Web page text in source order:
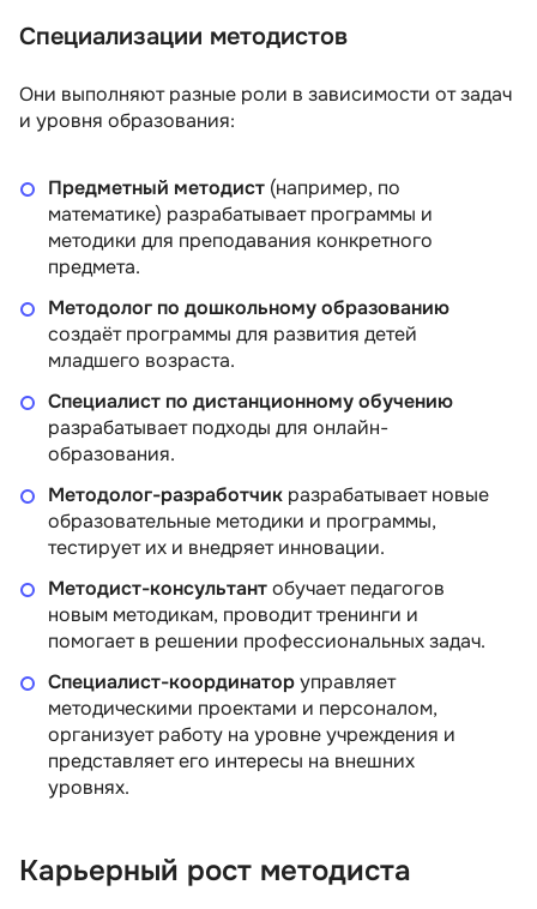
Специализации методистов
Они выполняют разные роли в зависимости от задач
и уровня образования:
Предметный методист (например, по
математике) разрабатывает программы и
методики для преподавания конкретного
предмета.
Методолог по дошкольному образованию
создаёт программы для развития детей
младшего возраста.
Специалист по дистанционному обучению
разрабатывает подходы для онлайн-
образования.
Методолог-разработчик разрабатывает новые
образовательные методики и программы,
тестирует их и внедряет инновации.
Методист-консультантобучает педагогов
новым методикам, проводит тренинги и
помогает в решении профессиональных задач.
Специалист-координаторуправляет
методическими проектами и персоналом,
организует работу на уровне учреждения и
представляет его интересы на внешних
уровнях.
Карьерный рост методиста